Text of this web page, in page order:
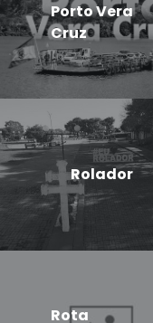
Porto Vera
Cruz
Rolador
Rota